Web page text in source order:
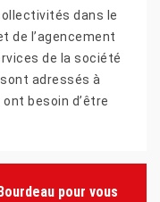
dans le
de l’agencement
de la société
adressés à
besoin d’être
pour vous